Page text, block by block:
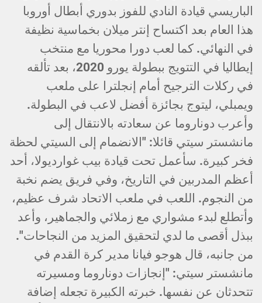
الباريسي قيادة النادي للفوز بدوري أبطال أوروبا
هذا العام بعد اكتساح إنتر ميلان بخماسية نظيفة
في النهائي. كما لعب دورا محوريا مع منتخب
إيطاليا في التتويج ببطولة يورو 2020، بعد تألقه
في ركلات الترجيح أمام إنجلترا على ملعب
ويمبلي، ليتوج بجائزة أفضل لاعب في البطولة.
وأعرب دوناروما عن سعادته بالانتقال إلى
مانشستر سيتي قائلا: "الانضمام إلى السيتي لحظة
فخر كبيرة. سأعمل تحت قيادة بيب غوارديولا، أحد
أعظم المدربين في التاريخ، وفي فريق يضم نخبة
من النجوم. اللعب في ملعب الاتحاد شرف عظيم،
وأتطلع لبدء مشواري مع زملائي والجماهير، وأعد
ببذل أقصى ما لدي لتحقيق المزيد من النجاحات".
من جانبه، قال هوجو فيانا مدير كرة القدم في
مانشستر سيتي: "إنجازات دوناروما ومسيرته
تتحدثان عن نفسها. خبرته الكبيرة تجعله إضافة